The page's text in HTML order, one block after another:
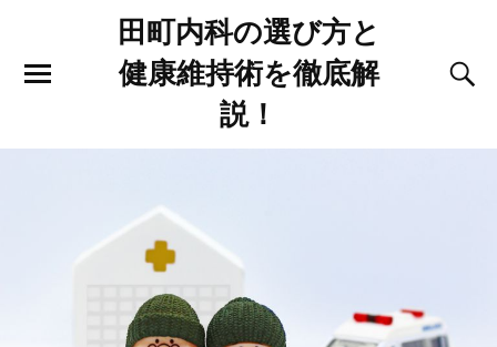
田町内科の選び方と
健康維持術を徹底解
説！